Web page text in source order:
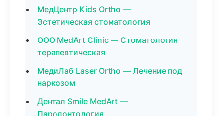
МедЦентр Kids Ortho —
Эстетическая стоматология
ООО MedArt Clinic — Стоматология
терапевтическая
МедиЛаб Laser Ortho — Лечение под
наркозом
Дентал Smile MedArt —
Пародонтология